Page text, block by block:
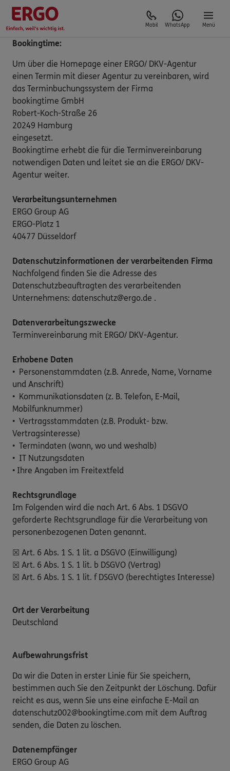
Mobil WhatsApp Menü
Bookingtime:
Um über die Homepage einer ERGO/ DKV-Agentur
einen Termin mit dieser Agentur zu vereinbaren, wird
das Terminbuchungssystem der Firma
bookingtime GmbH
Robert-Koch-Straße 26
20249 Hamburg
eingesetzt.
Bookingtime erhebt die für die Terminvereinbarung
notwendigen Daten und leitet sie an die ERGO/ DKV-
Agentur weiter.
Verarbeitungsunternehmen
ERGO Group AG
ERGO-Platz 1
40477 Düsseldorf
Datenschutzinformationen der verarbeitenden Firma
Nachfolgend finden Sie die Adresse des
Datenschutzbeauftragten des verarbeitenden
Unternehmens: datenschutz@ergo.de .
Datenverarbeitungszwecke
Terminvereinbarung mit ERGO/ DKV-Agentur.
Erhobene Daten
• Personenstammdaten (z.B. Anrede, Name, Vorname
und Anschrift)
• Kommunikationsdaten (z. B. Telefon, E-Mail,
Mobilfunknummer)
• Vertragsstammdaten (z.B. Produkt- bzw.
Vertragsinteresse)
• Termindaten (wann, wo und weshalb)
• IT Nutzungsdaten
• Ihre Angaben im Freitextfeld
Rechtsgrundlage
Im Folgenden wird die nach Art. 6 Abs. 1 DSGVO
geforderte Rechtsgrundlage für die Verarbeitung von
personenbezogenen Daten genannt.
☒ Art. 6 Abs. 1 S. 1 lit. a DSGVO (Einwilligung)
☒ Art. 6 Abs. 1 S. 1 lit. b DSGVO (Vertrag)
☒ Art. 6 Abs. 1 S. 1 lit. f DSGVO (berechtigtes Interesse)
Ort der Verarbeitung
Deutschland
Aufbewahrungsfrist
Da wir die Daten in erster Linie für Sie speichern,
bestimmen auch Sie den Zeitpunkt der Löschung. Dafür
reicht es aus, wenn Sie uns eine einfache E-Mail an
datenschutz002@bookingtime.com mit dem Auftrag
senden, die Daten zu löschen.
Datenempfänger
ERGO Group AG